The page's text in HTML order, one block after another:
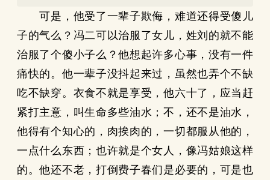
可是，他受了一辈子欺侮，难道还得受傻儿
子的气么？冯二可以治服了女儿，姓刘的就不能
治服了个傻小子么？他想起许多心事，没有一件
痛快的。他一辈子没抖起来过，虽然也弄个不缺
吃不缺穿。衣食不就是享受，他六十了，应当赶
紧打主意，叫生命多些油水；不，还不是油水，
他得有个知心的，肉挨肉的，一切都服从他的，
一点什么东西；也许就是个女人，像冯姑娘这样
的。他还不老，打倒费子春们是必要的，可是也